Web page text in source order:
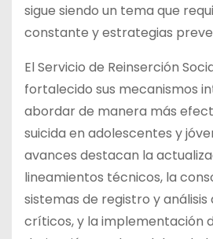
sigue siendo un tema que
constante y estrategias
El Servicio de Reinserción
fortalecido sus mecanismos
abordar de manera más
suicida en adolescentes y
avances destacan la
lineamientos técnicos, la
sistemas de registro y análisis
críticos, y la implementación